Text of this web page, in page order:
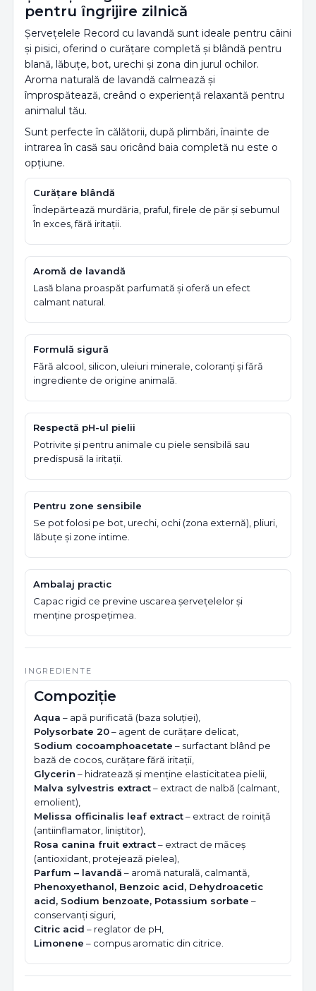
pentru îngrijire zilnică
Șervețelele Record cu lavandă sunt ideale pentru câini
și pisici, oferind o curățare completă și blândă pentru
blană, lăbuțe, bot, urechi și zona din jurul ochilor.
Aroma naturală de lavandă calmează și
împrospătează, creând o experiență relaxantă pentru
animalul tău.
Sunt perfecte în călătorii, după plimbări, înainte de
intrarea în casă sau oricând baia completă nu este o
opțiune.
Curățare blândă
Îndepărtează murdăria, praful, firele de păr și sebumul
în exces, fără iritații.
Aromă de lavandă
Lasă blana proaspăt parfumată și oferă un efect
calmant natural.
Formulă sigură
Fără alcool, silicon, uleiuri minerale, coloranți și fără
ingrediente de origine animală.
Respectă pH-ul pielii
Potrivite și pentru animale cu piele sensibilă sau
predispusă la iritații.
Pentru zone sensibile
Se pot folosi pe bot, urechi, ochi (zona externă), pliuri,
lăbuțe și zone intime.
Ambalaj practic
Capac rigid ce previne uscarea șervețelelor și
menține prospețimea.
INGREDIENTE
Compoziție
Aqua – apă purificată (baza soluției),
Polysorbate 20– agent de curățare delicat,
Sodium cocoamphoacetate – surfactant blând pe
bază de cocos, curățare fără iritații,
Glycerin – hidratează și menține elasticitatea pielii,
Malva sylvestris extract– extract de nalbă (calmant,
emolient),
Melissa officinalis leaf extract– extract de roiniță
(antiinflamator, liniștitor),
Rosa canina fruit extract– extract de măceș
(antioxidant, protejează pielea),
Parfum – lavandă – aromă naturală, calmantă,
Phenoxyethanol, Benzoic acid, Dehydroacetic
acid, Sodium benzoate, Potassium sorbate –
conservanți siguri,
Citric acid – reglator de pH,
Limonene – compus aromatic din citrice.